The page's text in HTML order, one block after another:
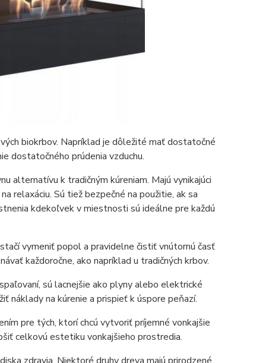
biokrbov. Napríklad je dôležité mať dostatočné
dostatočného prúdenia vzduchu.
alternatívu k tradičným kúreniam. Majú vynikajúci
relaxáciu. Sú tiež bezpečné na použitie, ak sa
kdekoľvek v miestnosti sú ideálne pre každú
vymeniť popol a pravidelne čistiť vnútornú časť
každoročne, ako napríklad u tradičných krbov.
sú lacnejšie ako plyny alebo elektrické
náklady na kúrenie a prispieť k úspore peňazí.
pre tých, ktorí chcú vytvoriť príjemné vonkajšie
celkovú estetiku vonkajšieho prostredia.
zdravia. Niektoré druhy dreva majú prirodzené